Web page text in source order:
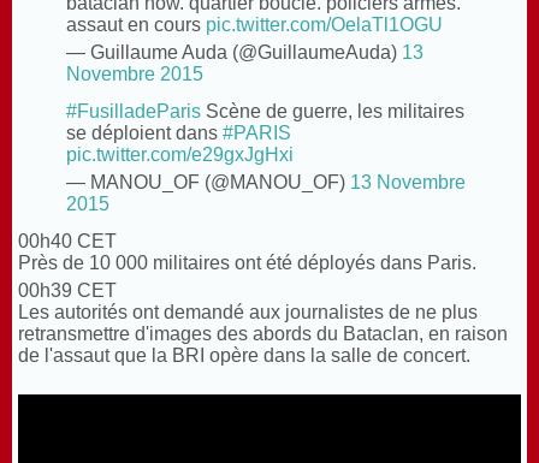
assaut en cours pic.twitter.com/OelaTl1OGU
— Guillaume Auda (@GuillaumeAuda) 13
Novembre 2015
#FusilladeParis Scène de guerre, les militaires
se déploient dans #PARIS
pic.twitter.com/e29gxJgHxi
— MANOU_OF (@MANOU_OF) 13 Novembre
2015
00h40 CET
Près de 10 000 militaires ont été déployés dans Paris.
00h39 CET
Les autorités ont demandé aux journalistes de ne plus
retransmettre d'images des abords du Bataclan, en raison
de l'assaut que la BRI opère dans la salle de concert.